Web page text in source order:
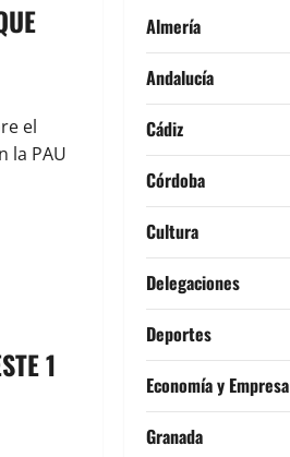
el
la PAU
1
Almería
Andalucía
Cádiz
Córdoba
Cultura
Delegaciones
Deportes
Economía y Empresa
Granada